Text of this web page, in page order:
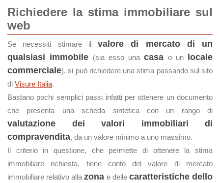
Richiedere la stima immobiliare sul
web
Se necessiti stimare il valore di mercato di un
qualsiasi immobile (sia esso unacasa o un
locale
commerciale), si può richiedere una stima passando sul sito
di Visure Italia.
Bastano pochi semplici passi infatti per ottenere un documento
che presenta una scheda sintetica con un rango di
valutazione dei valori immobiliari di
compravendita, da un valore minimo a uno massimo.
Il criterio in questione, che permette di ottenere la stima
immobiliare richiesta, tiene conto del valore di mercato
immobiliare relativo allazona e delle caratteristiche dello